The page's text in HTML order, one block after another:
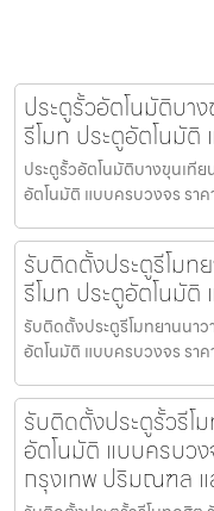
ประตูรั้วอัตโนมัติบา
รีโมท ประตูอัตโนมัติ
ประตูรั้วอัตโนมัติบางขุนเที
อัตโนมัติ แบบครบวงจร ราค
รับติดตั้งประตูรีโมท
รีโมท ประตูอัตโนมัติ
รับติดตั้งประตูรีโมทยานนา
อัตโนมัติ แบบครบวงจร ราค
รับติดตั้งประตูรั้วรีโ
อัตโนมัติ แบบครบว
กรุงเทพ ปริมณฑล แ